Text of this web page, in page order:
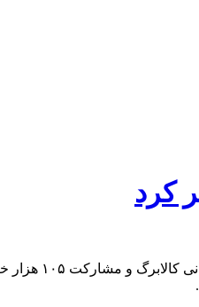
مهمترین عناوین